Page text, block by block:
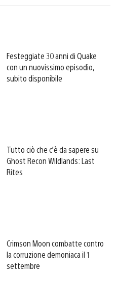
Festeggiate 30 anni di Quake
con un nuovissimo episodio,
subito disponibile
Tutto ciò che c’è da sapere su
Ghost Recon Wildlands: Last
Rites
Crimson Moon combatte contro
la corruzione demoniaca il 1
settembre